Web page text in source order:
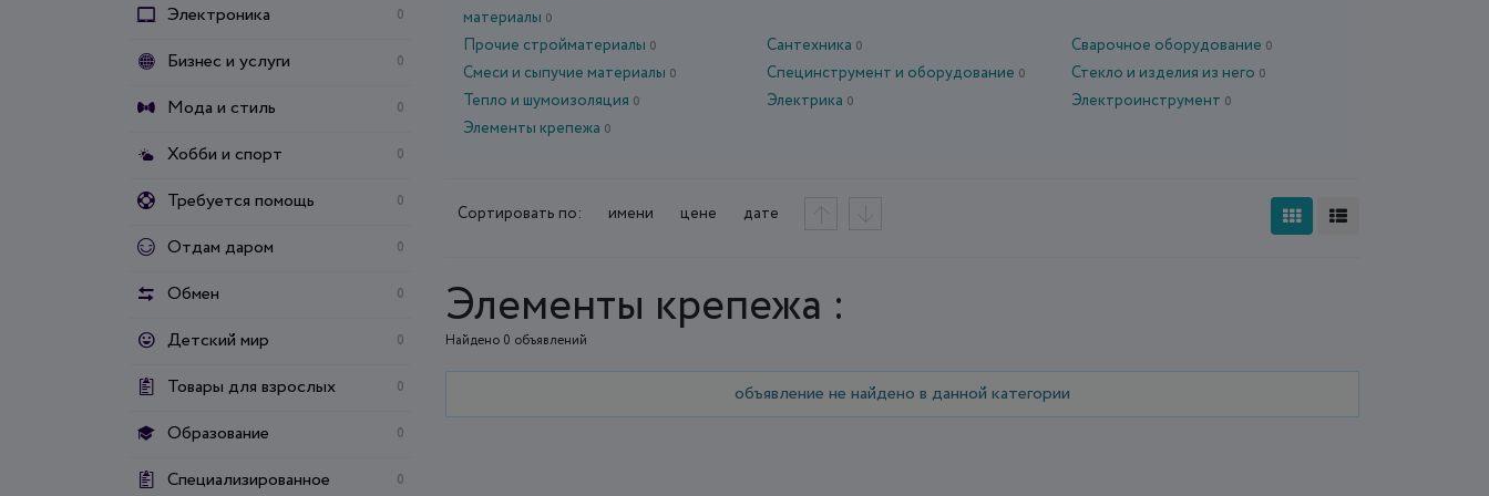
Электроника 0
Бизнес и услуги 0
Мода и стиль 0
Хобби и спорт 0
Требуется помощь 0
Отдам даром 0
Обмен 0
Детский мир 0
Товары для взрослых 0
Образование 0
Специализированное
0
материалы 0
Прочие стройматериалы 0 Сантехника 0 Сварочное оборудование 0
Смеси и сыпучие материалы 0 Специнструмент и оборудование 0 Стекло и изделия из него 0
Тепло и шумоизоляция 0 Электрика 0 Электроинструмент 0
Элементы крепежа 0
Сортировать по: имени цене дате
Элементы крепежа :
Найдено 0 объявлений
объявление не найдено в данной категории